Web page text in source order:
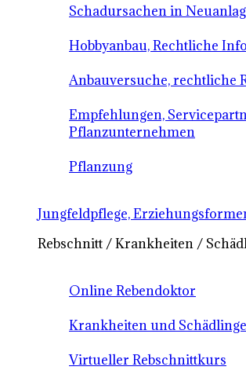
Schadursachen in
Hobbyanbau, Rechtliche
Anbauversuche, rechtliche
Empfehlungen,
Pflanzunternehmen
Pflanzung
Jungfeldpflege,
Rebschnitt / Krankheiten /
Online Rebendoktor
Krankheiten und Schädlinge
Virtueller Rebschnittkurs